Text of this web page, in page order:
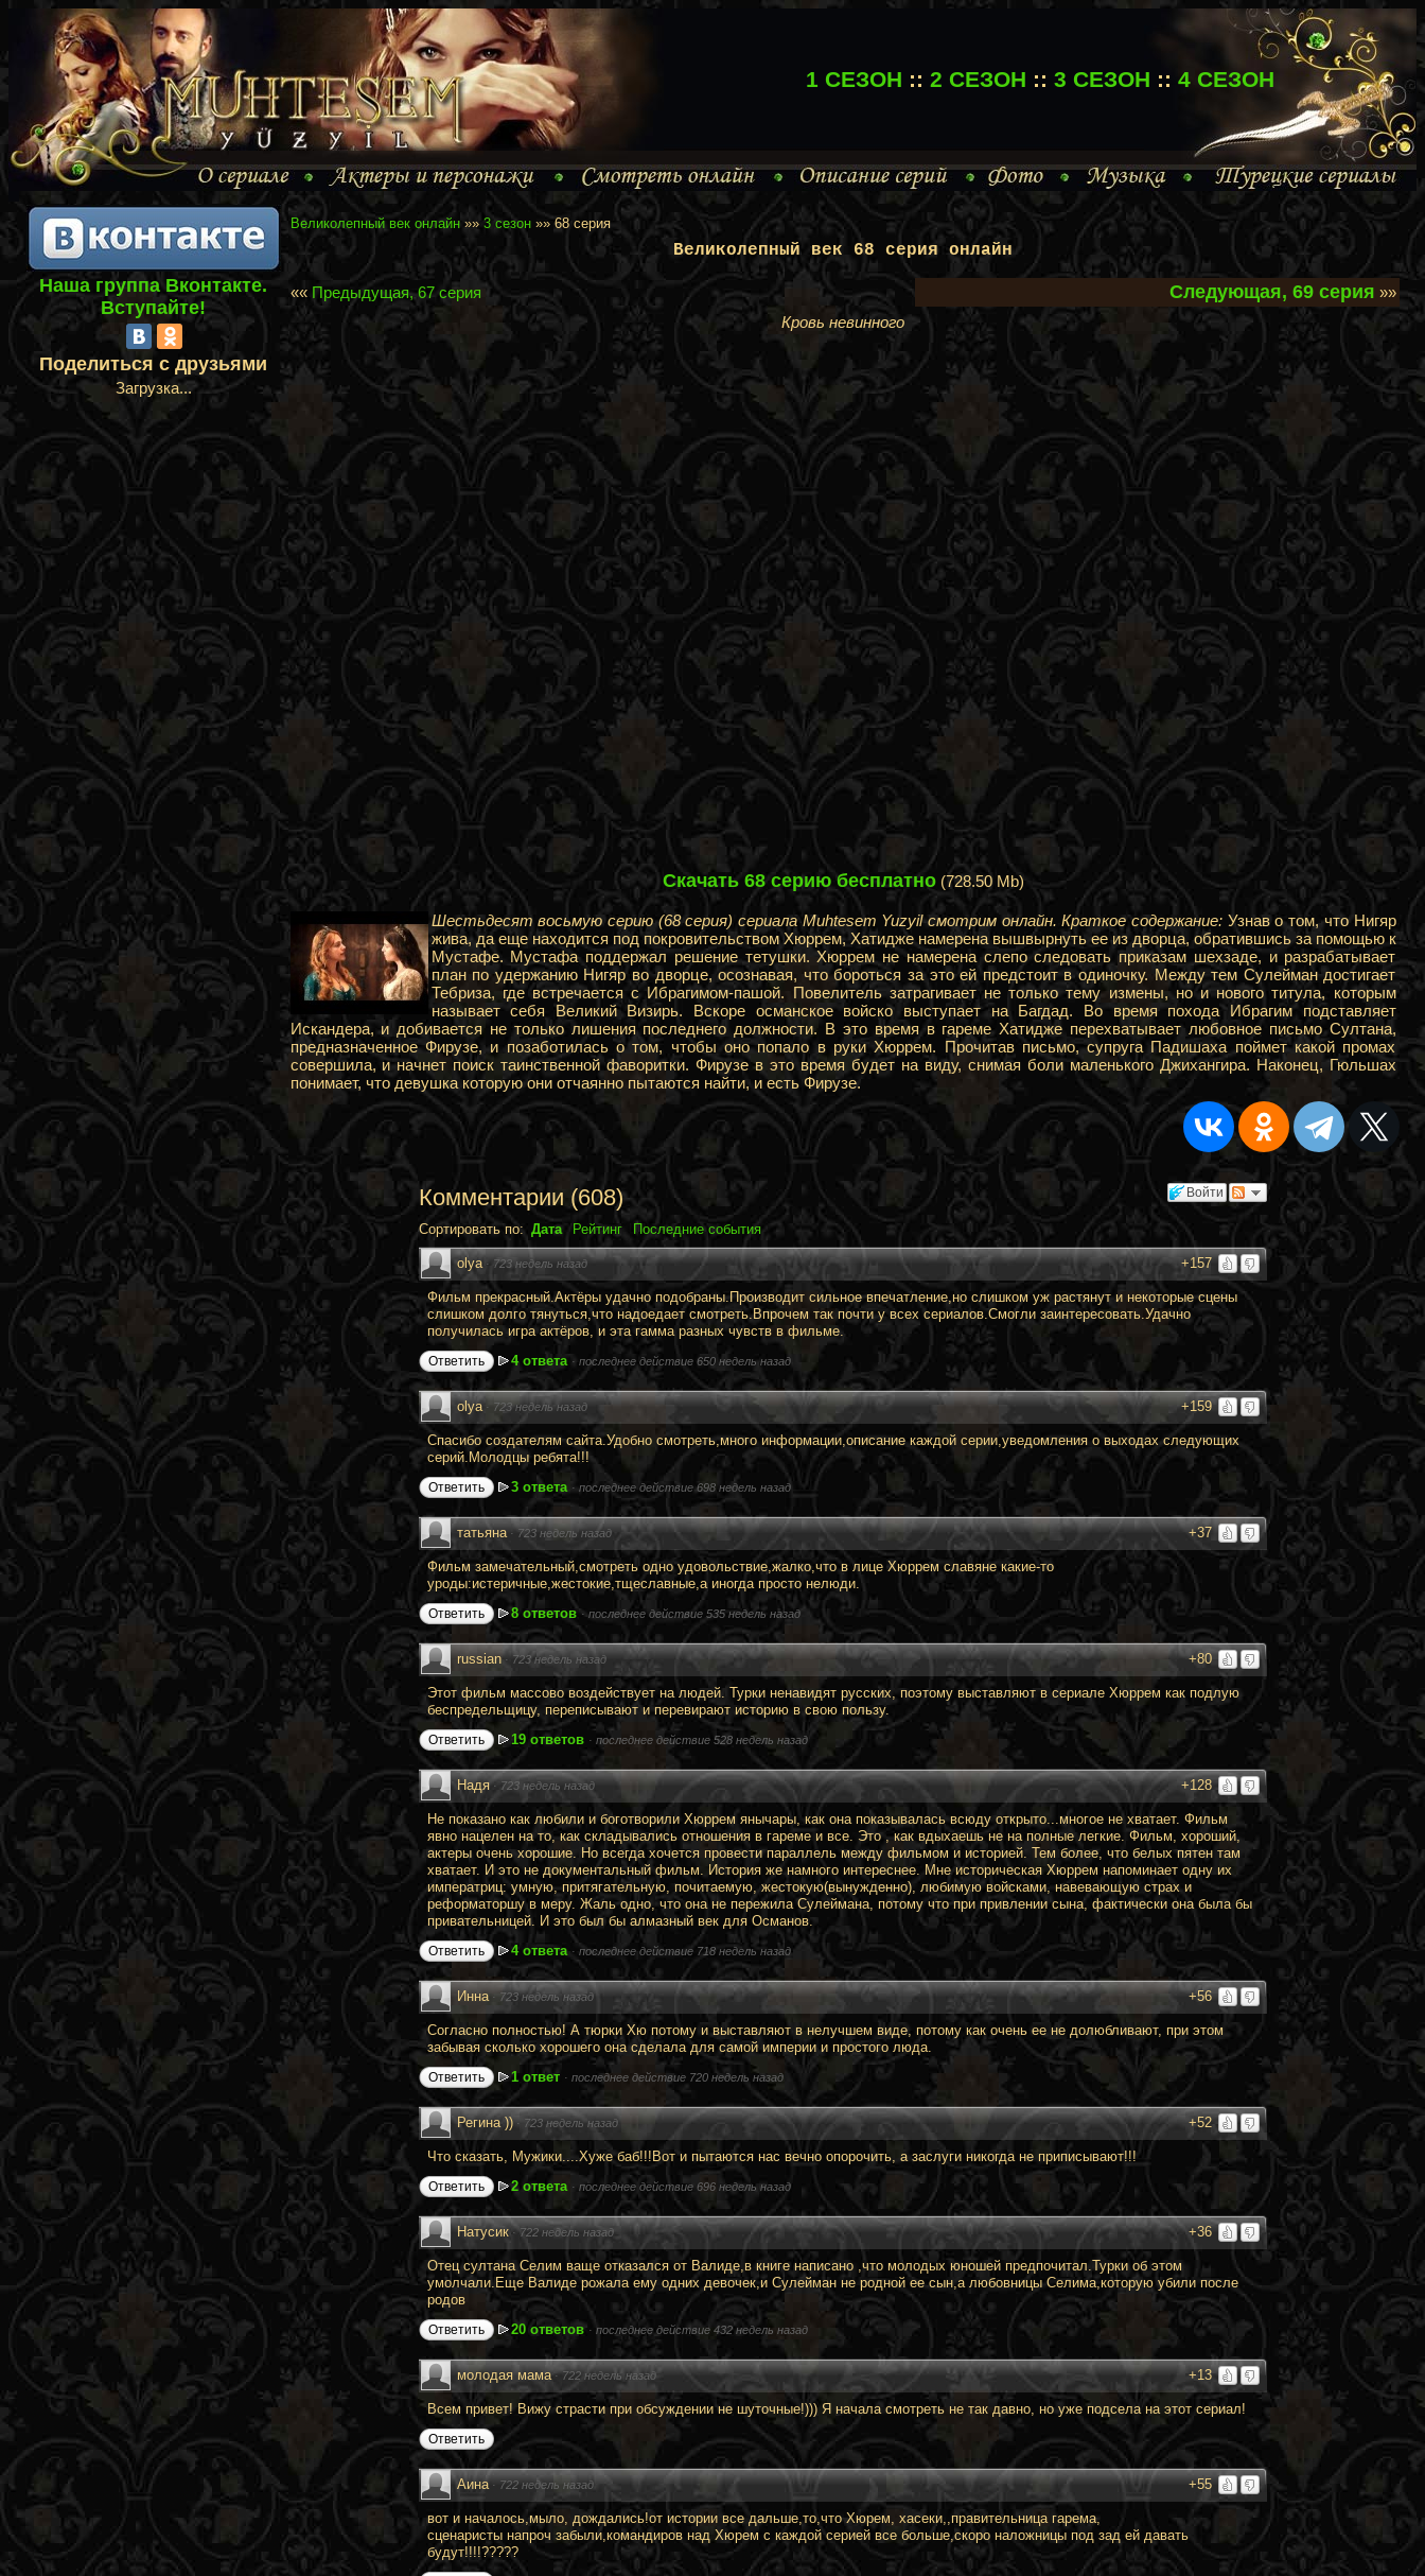
1 СЕЗОН :: 2 СЕЗОН :: 3 СЕЗОН :: 4 СЕЗОН
Наша группа Вконтакте.
Вступайте!
Поделиться с друзьями
Загрузка...
Великолепный век онлайн»» 3 сезон»» 68 серия
Великолепный век 68 серия онлайн
«« Предыдущая, 67 серия Следующая, 69 серия »»
Кровь невинного
Скачать 68 серию бесплатно(728.50 Mb)
Шестьдесят восьмую серию (68 серия) сериала Muhtesem Yuzyil смотрим онлайн. Краткое содержание: Узнав о том, что Нигяр
жива, да еще находится под покровительством Хюррем, Хатидже намерена вышвырнуть ее из дворца, обратившись за помощью к
Мустафе. Мустафа поддержал решение тетушки. Хюррем не намерена слепо следовать приказам шехзаде, и разрабатывает
план по удержанию Нигяр во дворце, осознавая, что бороться за это ей предстоит в одиночку. Между тем Сулейман достигает
Тебриза, где встречается с Ибрагимом-пашой. Повелитель затрагивает не только тему измены, но и нового титула, которым
называет себя Великий Визирь. Вскоре османское войско выступает на Багдад. Во время похода Ибрагим подставляет
Искандера, и добивается не только лишения последнего должности. В это время в гареме Хатидже перехватывает любовное письмо Султана,
предназначенное Фирузе, и позаботилась о том, чтобы оно попало в руки Хюррем. Прочитав письмо, супруга Падишаха поймет какой промах
совершила, и начнет поиск таинственной фаворитки. Фирузе в это время будет на виду, снимая боли маленького Джихангира. Наконец, Гюльшах
понимает, что девушка которую они отчаянно пытаются найти, и есть Фирузе.
Войти
Комментарии (608)
Сортировать по: Дата Рейтинг Последние события
+157
olya · 723 недель назад
Фильм прекрасный.Актёры удачно подобраны.Производит сильное впечатление,но слишком уж растянут и некоторые сцены
слишком долго тянуться,что надоедает смотреть.Впрочем так почти у всех сериалов.Смогли заинтересовать.Удачно
получилась игра актёров, и эта гамма разных чувств в фильме.
Ответить 4 ответа · последнее действие 650 недель назад
+159
olya · 723 недель назад
Спасибо создателям сайта.Удобно смотреть,много информации,описание каждой серии,уведомления о выходах следующих
серий.Молодцы ребята!!!
Ответить 3 ответа · последнее действие 698 недель назад
+37
татьяна ·723 недель назад
Фильм замечательный,смотреть одно удовольствие,жалко,что в лице Хюррем славяне какие-то
уроды:истеричные,жестокие,тщеславные,а иногда просто нелюди.
Ответить 8 ответов·последнее действие 535 недель назад
+80
russian · 723 недель назад
Этот фильм массово воздействует на людей. Турки ненавидят русских, поэтому выставляют в сериале Хюррем как подлую
беспредельщицу, переписывают и перевирают историю в свою пользу.
Ответить 19 ответов · последнее действие 528 недель назад
+128
Надя · 723 недель назад
Не показано как любили и боготворили Хюррем янычары, как она показывалась всюду открыто...многое не хватает. Фильм
явно нацелен на то, как складывались отношения в гареме и все. Это , как вдыхаешь не на полные легкие. Фильм, хороший,
актеры очень хорошие. Но всегда хочется провести параллель между фильмом и историей. Тем более, что белых пятен там
хватает. И это не документальный фильм. История же намного интереснее. Мне историческая Хюррем напоминает одну их
императриц: умную, притягательную, почитаемую, жестокую(вынужденно), любимую войсками, навевающую страх и
реформаторшу в меру. Жаль одно, что она не пережила Сулеймана, потому что при привлении сына, фактически она была бы
привательницей. И это был бы алмазный век для Османов.
Ответить 4 ответа · последнее действие 718 недель назад
+56
Инна · 723 недель назад
Согласно полностью! А тюрки Хю потому и выставляют в нелучшем виде, потому как очень ее не долюбливают, при этом
забывая сколько хорошего она сделала для самой империи и простого люда.
Ответить 1 ответ · последнее действие 720 недель назад
+52
Регина )) · 723 недель назад
Что сказать, Мужики....Хуже баб!!!Вот и пытаются нас вечно опорочить, а заслуги никогда не приписывают!!!
Ответить 2 ответа · последнее действие 696 недель назад
+36
Натусик ·722 недель назад
Отец султана Селим ваще отказался от Валиде,в книге написано ,что молодых юношей предпочитал.Турки об этом
умолчали.Еще Валиде рожала ему одних девочек,и Сулейман не родной ее сын,а любовницы Селима,которую убили после
родов
Ответить 20 ответов· последнее действие 432 недель назад
+13
молодая мама ·722 недель назад
Всем привет! Вижу страсти при обсуждении не шуточные!))) Я начала смотреть не так давно, но уже подсела на этот сериал!
Ответить
+55
Аина · 722 недель назад
вот и началось,мыло, дождались!от истории все дальше,то,что Хюрем, хасеки,,правительница гарема,
сценаристы напроч забыли,командиров над Хюрем с каждой серией все больше,скоро наложницы под зад ей давать
будут!!!!?????